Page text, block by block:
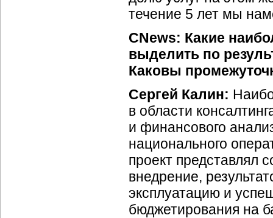
течение 5 лет мы
CNews: Какие
выделить по
Каковы
Сергей Калин:
в области
и финансового
национального
проект представлял
внедрение,
эксплуатацию и
бюджетирования на